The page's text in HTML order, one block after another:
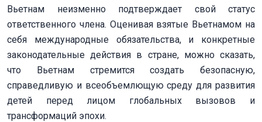
Вьетнам неизменно подтверждает свой статус
ответственного члена. Оценивая взятые Вьетнамом на
себя международные обязательства, и конкретные
законодательные действия в стране, можно сказать,
что Вьетнам стремится создать безопасную,
справедливую и всеобъемлющую среду для развития
детей перед лицом глобальных вызовов и
трансформаций эпохи.